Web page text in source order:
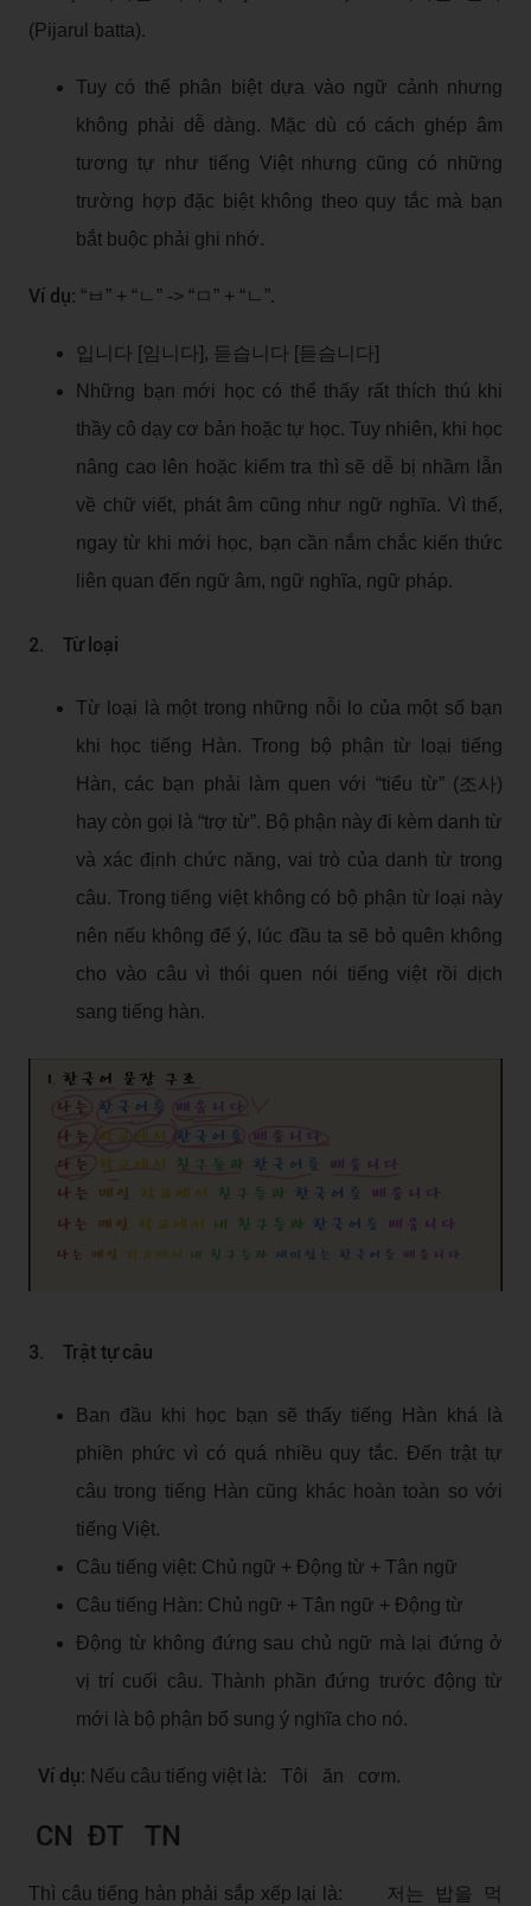
(Pijarul batta).
Tuy có thể phân biệt dựa vào ngữ cảnh nhưng
không phải dễ dàng. Mặc dù có cách ghép âm
tương tự như tiếng Việt nhưng cũng có những
trường hợp đặc biệt không theo quy tắc mà bạn
bắt buộc phải ghi nhớ.
Ví dụ: “ㅂ” + “ㄴ” -> “ㅁ” + “ㄴ”.
입니다 [임니다], 듣습니다 [듣슴니다]
Những bạn mới học có thể thấy rất thích thú khi
thầy cô dạy cơ bản hoặc tự học. Tuy nhiên, khi học
nâng cao lên hoặc kiểm tra thì sẽ dễ bị nhầm lẫn
về chữ viết, phát âm cũng như ngữ nghĩa. Vì thế,
ngay từ khi mới học, bạn cần nắm chắc kiến thức
liên quan đến ngữ âm, ngữ nghĩa, ngữ pháp.
2. Từ loại
Từ loại là một trong những nỗi lo của một số bạn
khi học tiếng Hàn. Trong bộ phận từ loại tiếng
Hàn, các bạn phải làm quen với “tiểu từ” (조사)
hay còn gọi là “trợ từ”. Bộ phận này đi kèm danh từ
và xác định chức năng, vai trò của danh từ trong
câu. Trong tiếng việt không có bộ phận từ loại này
nên nếu không để ý, lúc đầu ta sẽ bỏ quên không
cho vào câu vì thói quen nói tiếng việt rồi dịch
sang tiếng hàn.
3. Trật tự câu
Ban đầu khi học bạn sẽ thấy tiếng Hàn khá là
phiền phức vì có quá nhiều quy tắc. Đến trật tự
câu trong tiếng Hàn cũng khác hoàn toàn so với
tiếng Việt.
Câu tiếng việt: Chủ ngữ + Động từ + Tân ngữ
Câu tiếng Hàn: Chủ ngữ + Tân ngữ + Động từ
Động từ không đứng sau chủ ngữ mà lại đứng ở
vị trí cuối câu. Thành phần đứng trước động từ
mới là bộ phận bổ sung ý nghĩa cho nó.
Ví dụ: Nếu câu tiếng việt là: Tôi ăn cơm.
CN ĐT TN
Thì câu tiếng hàn phải sắp xếp lại là: 저는 밥을 먹